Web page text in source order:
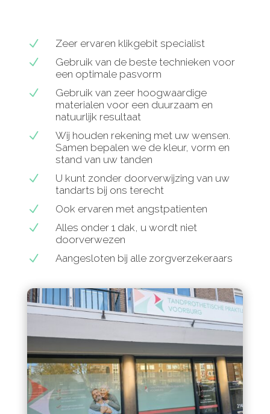
N Zeer ervaren klikgebit specialist
N
Gebruik van de beste technieken voor
een optimale pasvorm
N
Gebruik van zeer hoogwaardige
materialen voor een duurzaam en
natuurlijk resultaat
N
Wij houden rekening met uw wensen.
Samen bepalen we de kleur, vorm en
stand van uw tanden
N
U kunt zonder doorverwijzing van uw
tandarts bij ons terecht
N Ook ervaren met angstpatienten
N
Alles onder 1 dak, u wordt niet
doorverwezen
N Aangesloten bij alle zorgverzekeraars